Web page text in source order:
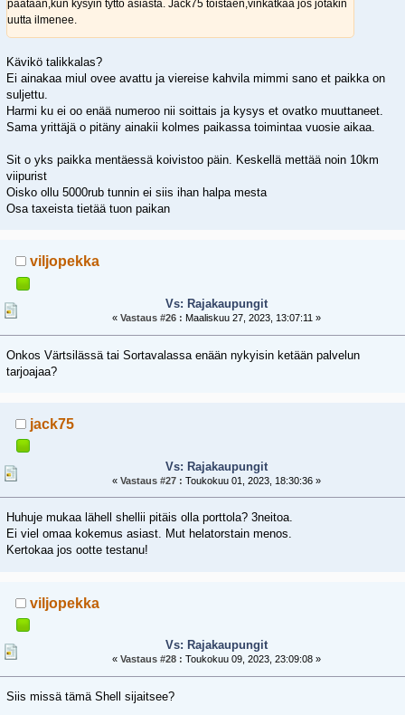
päätään,kun kysyin tyttö asiasta. Jack75 toistaen,vinkatkaa jos jotakin
uutta ilmenee.
Kävikö talikkalas?
Ei ainakaa miul ovee avattu ja viereise kahvila mimmi sano et paikka on
suljettu.
Harmi ku ei oo enää numeroo nii soittais ja kysys et ovatko muuttaneet.
Sama yrittäjä o pitäny ainakii kolmes paikassa toimintaa vuosie aikaa.
Sit o yks paikka mentäessä koivistoo päin. Keskellä mettää noin 10km
viipurist
Oisko ollu 5000rub tunnin ei siis ihan halpa mesta
Osa taxeista tietää tuon paikan
viljopekka
Vs: Rajakaupungit
« Vastaus #26 : Maaliskuu 27, 2023, 13:07:11 »
Onkos Värtsilässä tai Sortavalassa enään nykyisin ketään palvelun
tarjoajaa?
jack75
Vs: Rajakaupungit
« Vastaus #27 : Toukokuu 01, 2023, 18:30:36 »
Huhuje mukaa lähell shellii pitäis olla porttola? 3neitoa.
Ei viel omaa kokemus asiast. Mut helatorstain menos.
Kertokaa jos ootte testanu!
viljopekka
Vs: Rajakaupungit
« Vastaus #28 : Toukokuu 09, 2023, 23:09:08 »
Siis missä tämä Shell sijaitsee?